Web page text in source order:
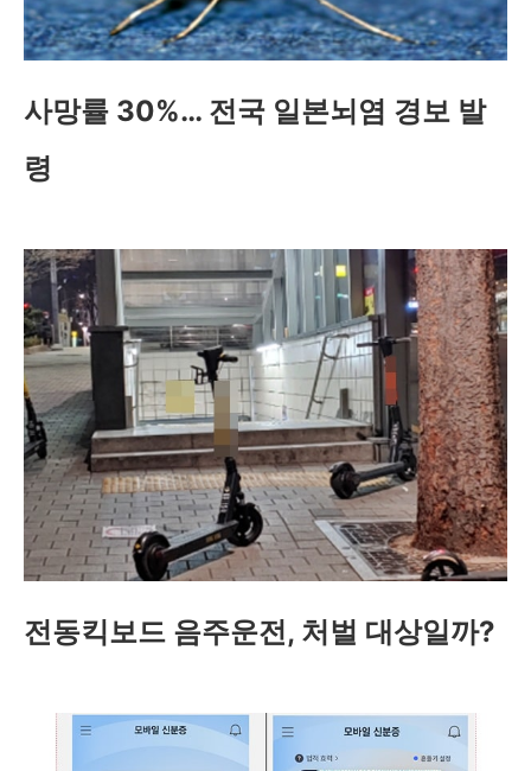
사망률 30%… 전국 일본뇌염 경보 발
령
전동킥보드 음주운전, 처벌 대상일까?